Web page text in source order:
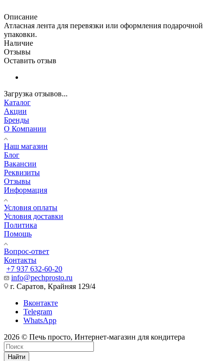
Описание
Атласная лента для перевязки или оформления подарочной
упаковки.
Наличие
Отзывы
Оставить отзыв
Загрузка отзывов...
Каталог
Акции
Бренды
О Компании
Наш магазин
Блог
Вакансии
Реквизиты
Отзывы
Информация
Условия оплаты
Условия доставки
Политика
Помощь
Вопрос-ответ
Контакты
+7 937 632-60-20
info@pechprosto.ru
г. Саратов, Крайняя 129/4
Вконтакте
Telegram
WhatsApp
2026 © Печь просто, Интернет-магазин для кондитера
Найти